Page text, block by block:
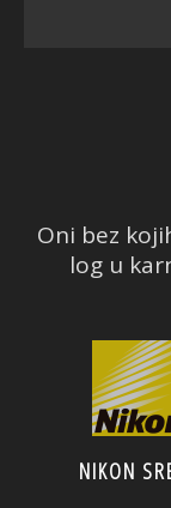
Oni bez
log u
NIKON